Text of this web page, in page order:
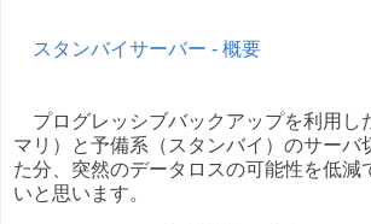
スタンバイサーバー - 概要
プログレッシブバックアップを利用し
マリ）と予備系（スタンバイ）のサーバ
た分、突然のデータロスの可能性を低減
いと思います。